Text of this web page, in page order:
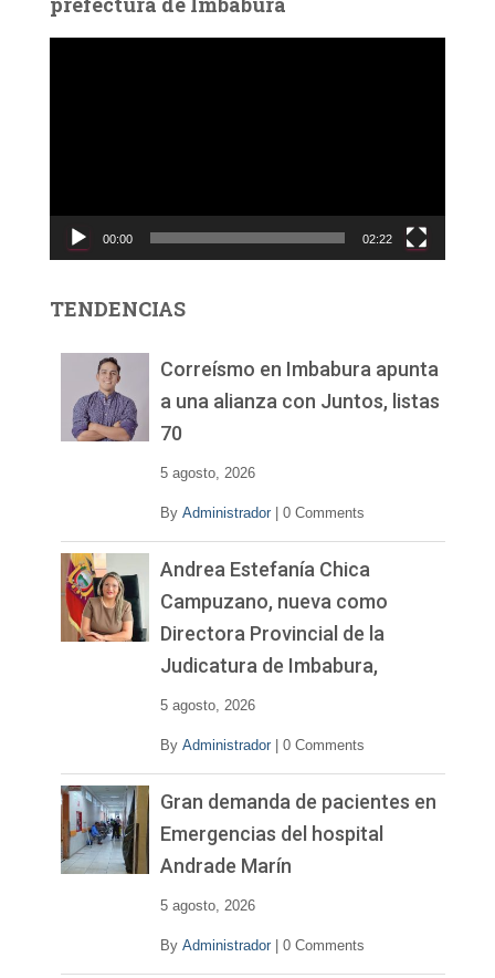
c
d
00:00 02:22
TENDENCIAS
Correísmo en Imbabura apunta
a una alianza con Juntos, listas
70
5 agosto, 2026
By Administrador 0 Comments
Andrea Estefanía Chica
Campuzano, nueva como
Directora Provincial de la
Judicatura de Imbabura,
5 agosto, 2026
By Administrador 0 Comments
Gran demanda de pacientes en
Emergencias del hospital
Andrade Marín
5 agosto, 2026
By Administrador 0 Comments